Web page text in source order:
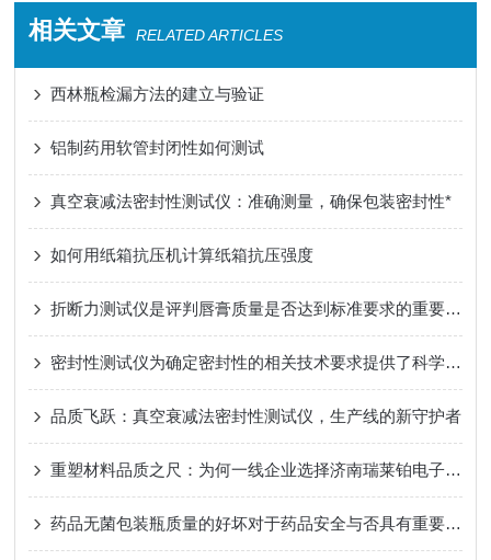
相关文章 RELATED ARTICLES
西林瓶检漏方法的建立与验证
铝制药用软管封闭性如何测试
真空衰减法密封性测试仪：准确测量，确保包装密封性*
如何用纸箱抗压机计算纸箱抗压强度
折断力测试仪是评判唇膏质量是否达到标准要求的重要检测指标
密封性测试仪为确定密封性的相关技术要求提供了科学依据
品质飞跃：真空衰减法密封性测试仪，生产线的新守护者
重塑材料品质之尺：为何一线企业选择济南瑞莱铂电子拉力试验机作为可靠检测伙伴
药品无菌包装瓶质量的好坏对于药品安全与否具有重要的意义